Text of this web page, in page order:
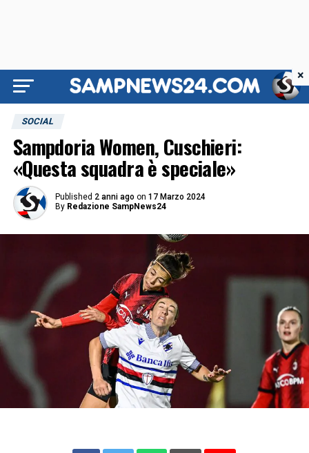
SOCIAL
Sampdoria Women, Cuschieri:
«Questa squadra è speciale»
Published 2 anni ago on 17 Marzo 2024
By Redazione SampNews24
×